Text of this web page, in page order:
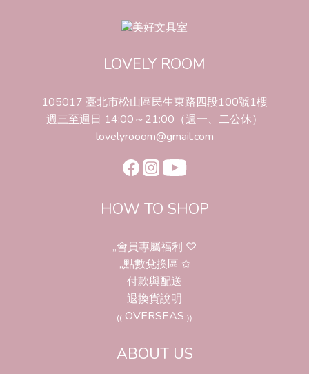
LOVELY ROOM
105017 臺北市松山區民生東路四段100號1樓
週三至週日 14:00～21:00（週一、二公休）
lovelyrooom@gmail.com
HOW TO SHOP
,,會員專屬福利 ♡
,,點數兌換區 ✩
付款與配送
退換貨說明
₍₍ OVERSEAS ₎₎
ABOUT US